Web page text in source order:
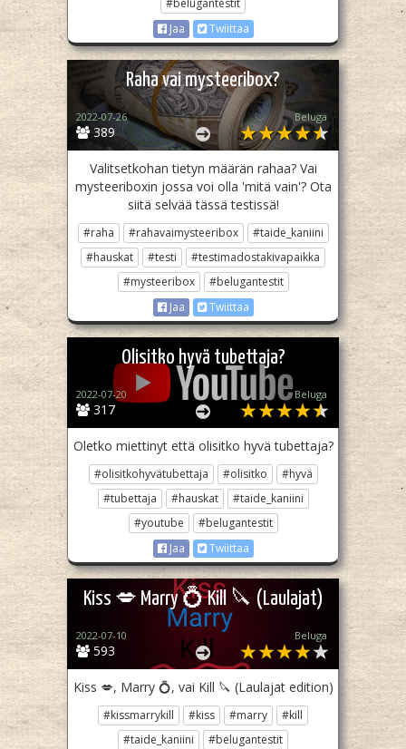
#belugantestit
Jaa
Twiittaa
Raha vai mysteeribox?
389
2022-07-26 Beluga
Valitsetkohan tietyn määrän rahaa? Vai
mysteeriboxin jossa voi olla 'mitä vain'? Ota
siitä selvää tässä testissä!
#raha #rahavaimysteeribox
#taide_kaniini
#hauskat
#testi
#testimadostakivapaikka
#mysteeribox
#belugantestit
Jaa
Twiittaa
Olisitko hyvä tubettaja?
317
2022-07-20 Beluga
Oletko miettinyt että olisitko hyvä tubettaja?
#olisitkohyvätubettaja #olisitko
#hyvä
#tubettaja
#hauskat
#taide_kaniini
#youtube
#belugantestit
Jaa
Twiittaa
Kiss 💋 Marry 💍 Kill 🔪 (Laulajat)
593
2022-07-10 Beluga
Kiss 💋, Marry 💍, vai Kill 🔪 (Laulajat edition)
#kissmarrykill #kiss #marry
#kill
#taide_kaniini
#belugantestit